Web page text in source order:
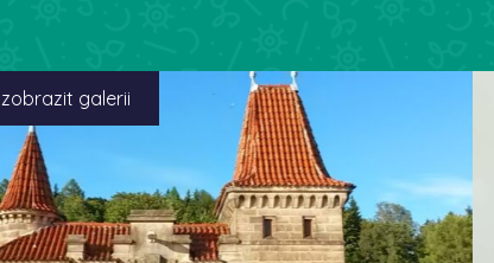
zobrazit galerii